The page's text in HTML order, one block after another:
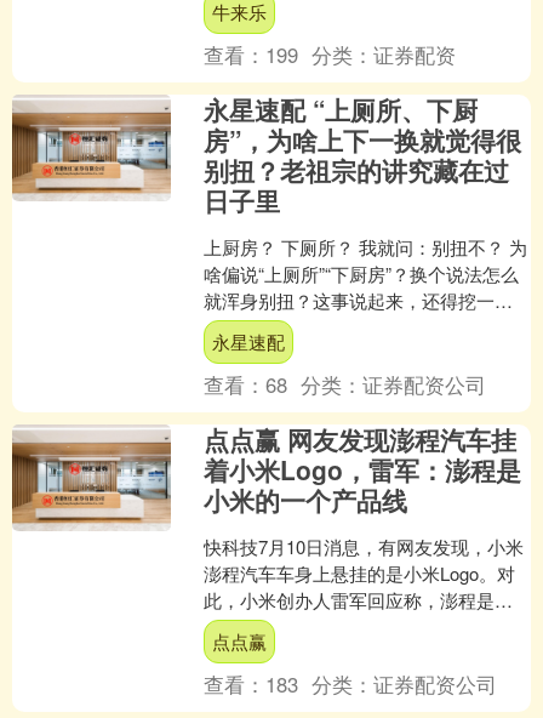
有责任、更勇敢、更能拯救危....
牛来乐
查看： 199 分类：证券配资
永星速配 “上厕所、下厨
房”，为啥上下一换就觉得很
别扭？老祖宗的讲究藏在过
日子里
上厨房？ 下厕所？ 我就问：别扭不？ 为
啥偏说“上厕所”“下厨房”？换个说法怎么
就浑身别扭？这事说起来，还得挖一挖
老祖宗几千年前的生活智慧。 最早的说
法其实藏在....
永星速配
查看：68 分类：证券配资公司
点点赢 网友发现澎程汽车挂
着小米Logo，雷军：澎程是
小米的一个产品线
快科技7月10日消息，有网友发现，小米
澎程汽车车身上悬挂的是小米Logo。对
此，小米创办人雷军回应称，澎程是小
米汽车的一个产品线。 雷军指出，
SkyNomad小....
点点赢
查看： 183 分类：证券配资公司